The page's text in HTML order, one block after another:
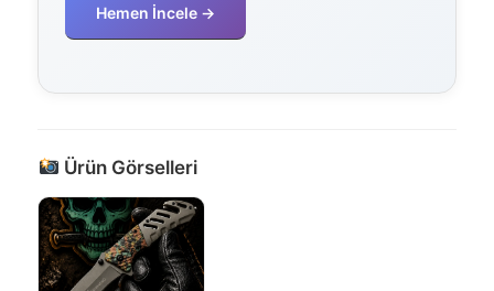
Hemen İncele →
Ürün Görselleri